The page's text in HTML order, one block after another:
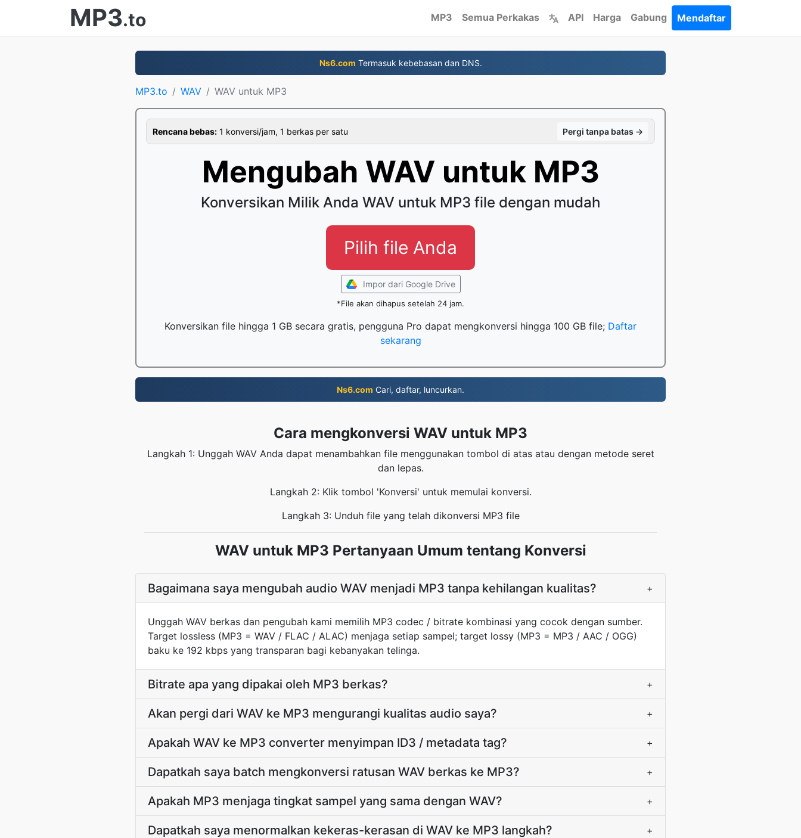
MP3.to MP3 Semua Perkakas API Harga Gabung Mendaftar
Ns6.com Termasuk kebebasan dan DNS.
MP3.to WAV WAV untuk MP3
Rencana bebas: 1 konversi/jam, 1 berkas per satu Pergi tanpa batas →
Mengubah WAV untuk MP3
Konversikan Milik Anda WAV untuk MP3 file dengan mudah
Pilih file Anda
Impor dari Google Drive
*File akan dihapus setelah 24 jam.
Konversikan file hingga 1 GB secara gratis, pengguna Pro dapat mengkonversi hingga 100 GB file; Daftar
sekarang
Ns6.com Cari, daftar, luncurkan.
Cara mengkonversi WAV untuk MP3
Langkah 1: Unggah WAV Anda dapat menambahkan file menggunakan tombol di atas atau dengan metode seret
dan lepas.
Langkah 2: Klik tombol 'Konversi' untuk memulai konversi.
Langkah 3: Unduh file yang telah dikonversi MP3 file
WAV untuk MP3 Pertanyaan Umum tentang Konversi
Bagaimana saya mengubah audio WAV menjadi MP3 tanpa kehilangan kualitas? +
Unggah WAV berkas dan pengubah kami memilih MP3 codec / bitrate kombinasi yang cocok dengan sumber.
Target lossless (MP3 = WAV / FLAC / ALAC) menjaga setiap sampel; target lossy (MP3 = MP3 / AAC / OGG)
baku ke 192 kbps yang transparan bagi kebanyakan telinga.
Bitrate apa yang dipakai oleh MP3 berkas? +
Akan pergi dari WAV ke MP3 mengurangi kualitas audio saya? +
Apakah WAV ke MP3 converter menyimpan ID3 / metadata tag? +
Dapatkah saya batch mengkonversi ratusan WAV berkas ke MP3? +
Apakah MP3 menjaga tingkat sampel yang sama dengan WAV? +
Dapatkah saya menormalkan kekeras-kerasan di WAV ke MP3 langkah? +